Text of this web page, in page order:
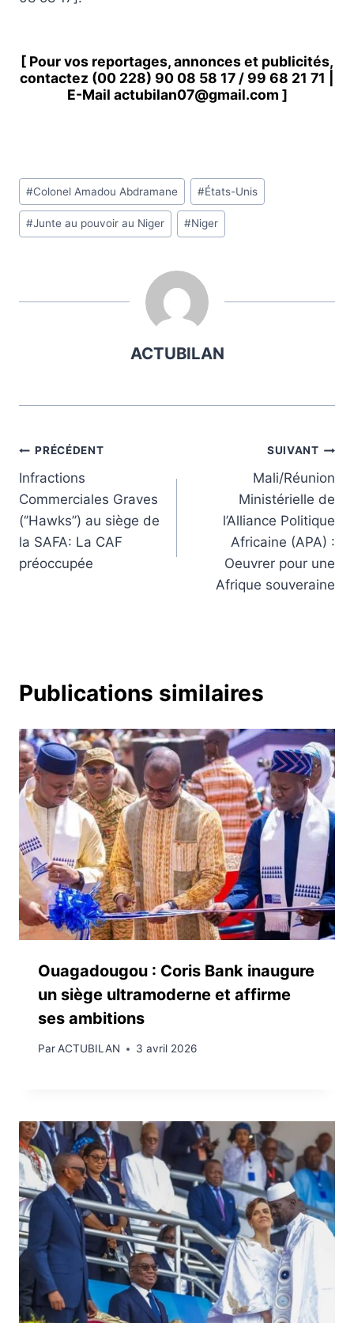
[ Pour vos reportages, annonces et publicités,
contactez (00 228) 90 08 58 17 / 99 68 21 71
E-Mail actubilan07@gmail.com ]
Étiquettes
de
la
#Colonel Amadou Abdramane #États-Unis
#Junte au pouvoir au Niger #Niger
ACTUBILAN
Navigation
de
l’article
PRÉCÉDENT
Infractions
Commerciales Graves
(‘’Hawks’’) au siège de
la SAFA: La CAF
préoccupée
SUIVANT
Mali/Réunion
Ministérielle de
l’Alliance Politique
Africaine (APA) :
Oeuvrer pour une
Afrique souveraine
Publications similaires
Ouagadougou : Coris Bank inaugure
un siège ultramoderne et affirme
ses ambitions
ParACTUBILAN 3 avril 2026